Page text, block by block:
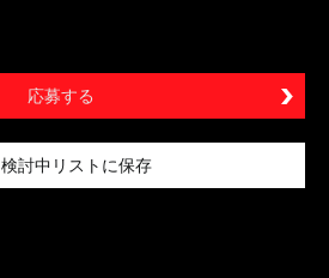
応募する
検討中リストに保存